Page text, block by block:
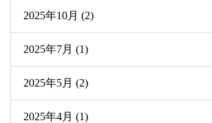
2025年10月 (2)
2025年7月 (1)
2025年5月 (2)
2025年4月 (1)